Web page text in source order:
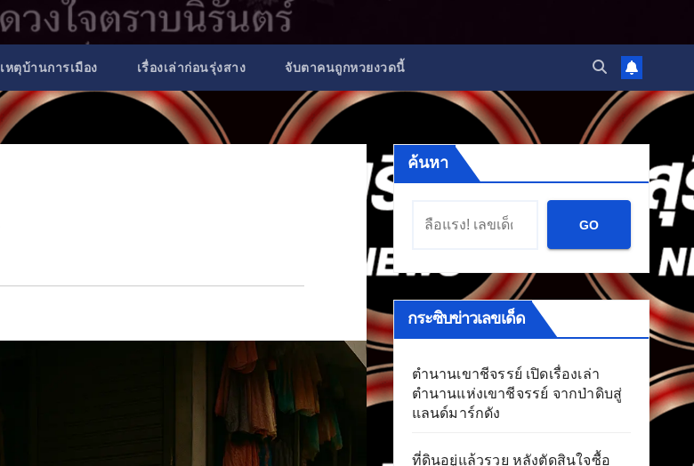
เหตุบ้านการเมือง เรื่องเล่าก่อนรุ่งสาง จับตาคนถูกหวยงวดนี้
ค้นหา
GO
กระซิบข่าวเลขเด็ด
ตำนานเขาชีจรรย์ เปิดเรื่องเล่า
ตำนานแห่งเขาชีจรรย์ จากป่าดิบสู่
แลนด์มาร์กดัง
ที่ดินอยู่แล้วรวย หลังตัดสินใจซื้อ